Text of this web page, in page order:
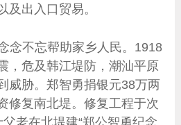
及出入口贸易。
念不忘帮助家乡人民。1918
，危及韩江堤防，潮汕平原
威胁。郑智勇捐银元38万两
修复南北堤。修复工程于次
老在北堤建“郑公智勇纪念